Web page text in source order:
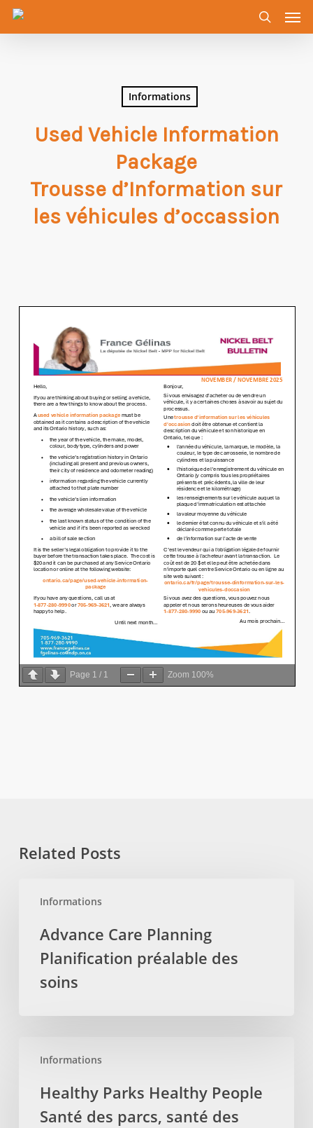
Skip
search
Informations
Used Vehicle Information
Package
Trousse d’Information sur
les véhicules d’occassion
Page 1 / 1 Zoom 100%
Related Posts
Informations
Planification
préalable
Advance Care Planning
Planification préalable des
soins
Informations
Parks
People
Santé
Healthy Parks Healthy People
Santé des parcs, santé des